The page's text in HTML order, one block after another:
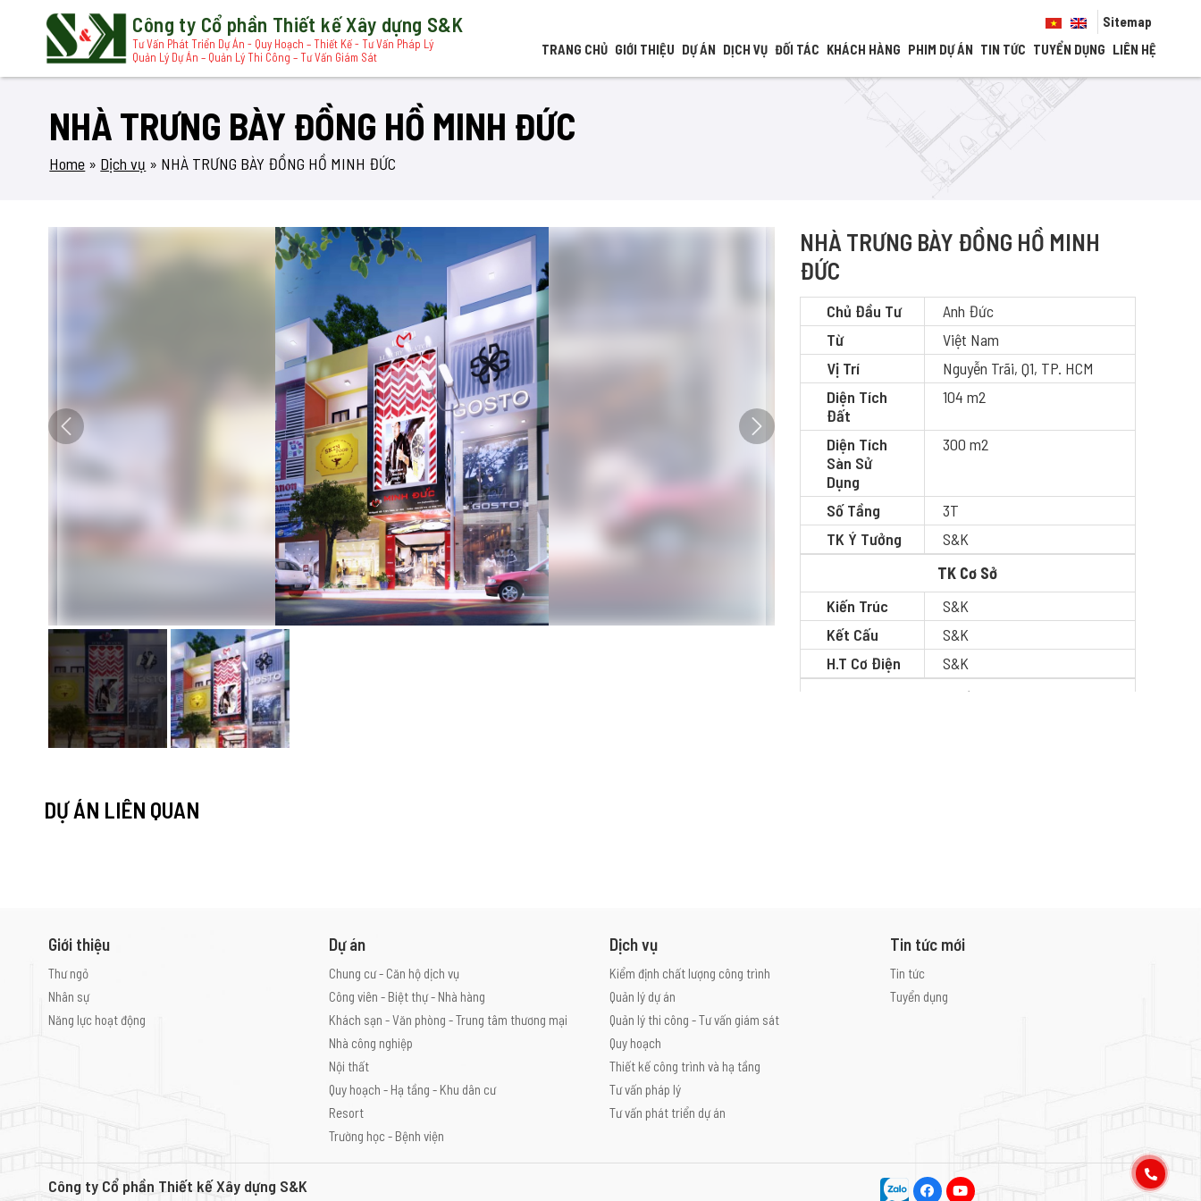
Công ty Cổ phần Thiết kế Xây dựng S&K
Tư Vấn Phát Triển Dự Án - Quy Hoạch – Thiết Kế - Tư Vấn Pháp Lý
Quản Lý Dự Án – Quản Lý Thi Công – Tư Vấn Giám Sát
Sitemap
TRANG CHỦ GIỚI THIỆU DỰ ÁN DỊCH VỤ ĐỐI TÁC KHÁCH HÀNG PHIM DỰ ÁN TIN TỨC TUYỂN DỤNG LIÊN HỆ
NHÀ TRƯNG BÀY ĐỒNG HỒ MINH ĐỨC
Home » Dịch vụ » NHÀ TRƯNG BÀY ĐỒNG HỒ MINH ĐỨC
NHÀ TRƯNG BÀY ĐỒNG HỒ MINH
ĐỨC
Chủ Đầu Tư
Anh Đức
Từ
Việt Nam
Vị Trí
Nguyễn Trãi, Q1, TP. HCM
Diện Tích
Đất
104 m2
Diện Tích
Sàn Sử
Dụng
300 m2
Số Tầng
3T
TK Ý Tưởng
S&K
TK Cơ Sở
Kiến Trúc
S&K
Kết Cấu
S&K
H.T Cơ Điện
S&K
TK Thi Công
DỰ ÁN LIÊN QUAN
Giới thiệu
Thư ngỏ
Nhân sự
Năng lực hoạt động
Dự án
Chung cư - Căn hộ dịch vụ
Công viên - Biệt thự - Nhà hàng
Khách sạn - Văn phòng - Trung tâm thương mại
Nhà công nghiệp
Nội thất
Quy hoạch - Hạ tầng - Khu dân cư
Resort
Trường học - Bệnh viện
Dịch vụ
Kiểm định chất lượng công trình
Quản lý dự án
Quản lý thi công - Tư vấn giám sát
Quy hoạch
Thiết kế công trình và hạ tầng
Tư vấn pháp lý
Tư vấn phát triển dự án
Tin tức mới
Tin tức
Tuyển dụng
Công ty Cổ phần Thiết kế Xây dựng S&K